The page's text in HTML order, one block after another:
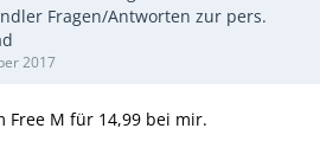
Fragen/Antworten zur pers.
2017
M für 14,99 bei mir.